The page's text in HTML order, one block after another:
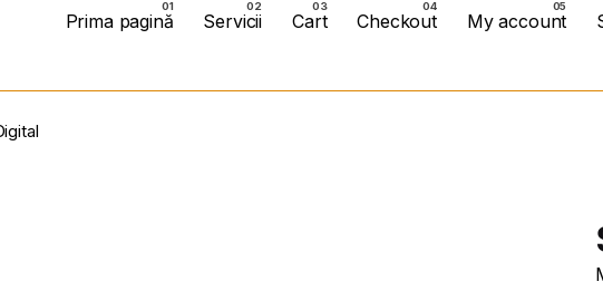
Prima pagină Servicii Cart Checkout My account